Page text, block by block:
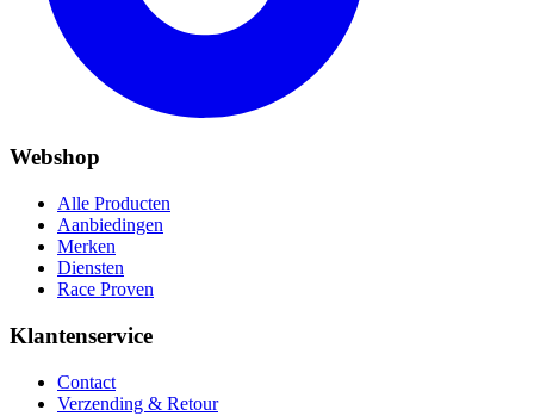
Webshop
Alle Producten
Aanbiedingen
Merken
Diensten
Race Proven
Klantenservice
Contact
Verzending & Retour